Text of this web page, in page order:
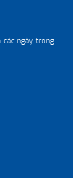
các ngày trong